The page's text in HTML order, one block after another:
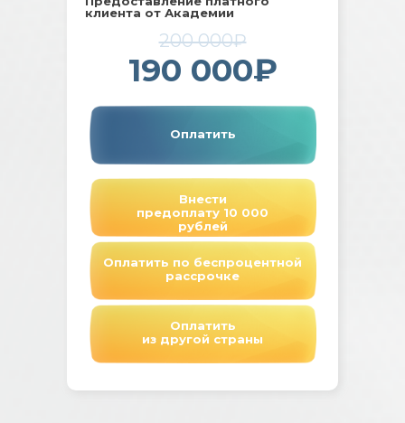
Оплатить
Оплатить
из другой страны
Оплатить по беспроцентной
рассрочке
Внести
предоплату 10 000
рублей
200 000₽
190 000₽
клиента от Академии